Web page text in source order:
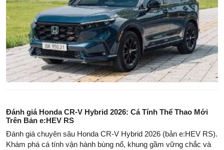
Đánh giá Honda CR-V Hybrid 2026: Cá Tính Thể Thao Mới
Trên Bản e:HEV RS
Đánh giá chuyên sâu Honda CR-V Hybrid 2026 (bản e:HEV RS).
Khám phá cá tính vận hành bùng nổ, khung gầm vững chắc và